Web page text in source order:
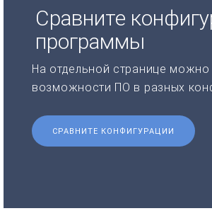
Сравните
программы
На отдельной странице можно
возможности ПО в разных
СРАВНИТЕ КОНФИГУРАЦИИ